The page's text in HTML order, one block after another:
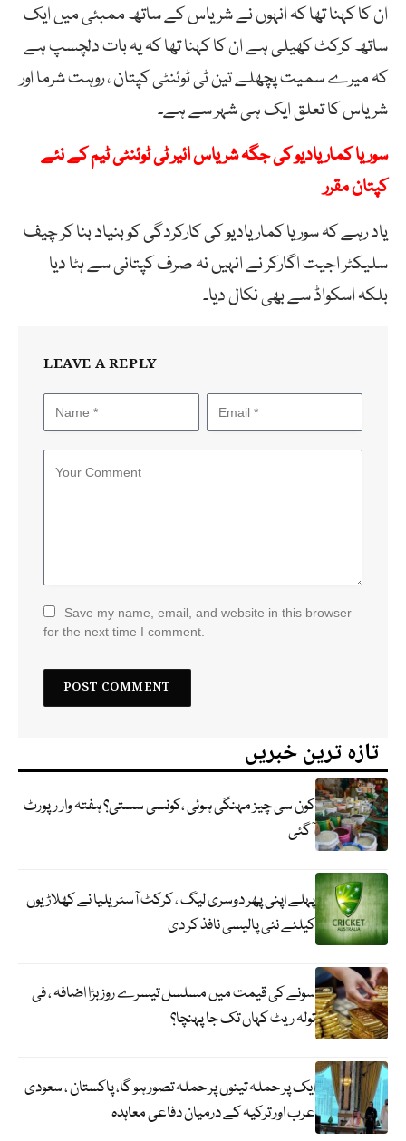
ان کا کہنا تھا کہ انہوں نے شریاس کے ساتھ ممبئی میں ایک
ساتھ کرکٹ کھیلی ہے ان کا کہنا تھا کہ یہ بات دلچسپ ہے
کہ میرے سمیت پچھلے تین ٹی ٹوئنٹی کپتان ، روہت شرما اور
شریاس کا تعلق ایک ہی شہر سے ہے۔
سوریا کمار یادیو کی جگہ شریاس ائیر ٹی ٹوئنٹی ٹیم کے نئے
کپتان مقرر
یاد رہے کہ سوریا کمار یادیو کی کارکردگی کو بنیاد بنا کر چیف
سلیکٹر اجیت اگارکر نے انہیں نہ صرف کپتانی سے ہٹا دیا
بلکہ اسکواڈ سے بھی نکال دیا۔
LEAVE A REPLY
Save my name, email, and website in this browser
for the next time I comment.
تازہ ترین خبریں
کون سی چیز مہنگی ہوئی ،کونسی سستی؟ ہفتہ وار رپورٹ
آگئی
پہلے اپنی پھر دوسری لیگ ، کرکٹ آسٹریلیا نے کھلاڑیوں
کیلئے نئی پالیسی نافذ کر دی
سونے کی قیمت میں مسلسل تیسرے روز بڑا اضافہ ، فی
تولہ ریٹ کہاں تک جا پہنچا؟
ایک پر حملہ تینوں پر حملہ تصور ہو گا، پاکستان ، سعودی
عرب اور ترکیہ کے درمیان دفاعی معاہدہ